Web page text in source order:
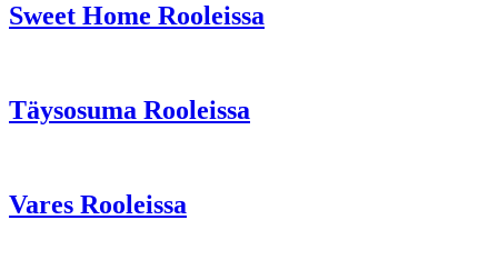
Sweet Home Rooleissa
Täysosuma Rooleissa
Vares Rooleissa